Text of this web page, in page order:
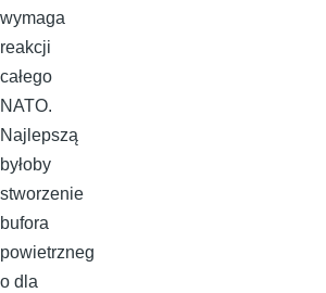
wymaga
reakcji
całego
NATO.
Najlepszą
byłoby
stworzenie
bufora
powietrzneg
o dla